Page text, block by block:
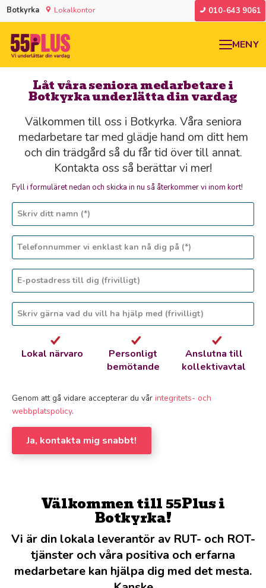
Botkyrka Lokalkontor 010-643 9061
MENY
Låt våra seniora medarbetare i
Botkyrka underlätta din vardag
Välkommen till oss i Botkyrka. Våra seniora
medarbetare tar med glädje hand om ditt hem
och din trädgård så du får tid över till annat.
Kontakta oss så berättar vi mer!
Fyll i formuläret nedan och skicka in nu så återkommer vi inom kort!
Lokal närvaro
Personligt
bemötande
Anslutna till
kollektivavtal
Genom att gå vidare accepterar du vår integritets- och
webbplatspolicy.
Ja, kontakta mig snabbt!
Välkommen till 55Plus i
Botkyrka!
Vi är din lokala leverantör av RUT- och ROT-
tjänster och våra positiva och erfarna
medarbetare kan hjälpa dig med det mesta.